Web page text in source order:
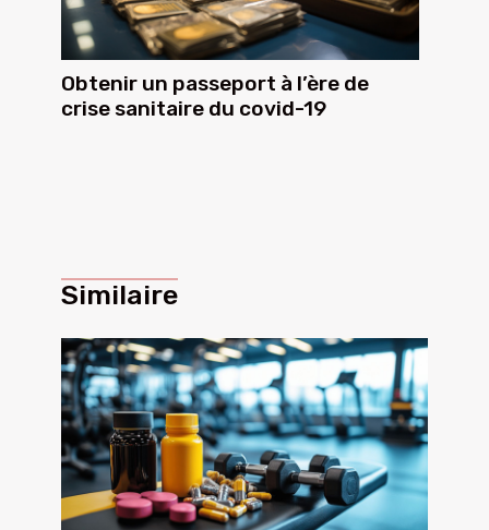
Obtenir un passeport à l’ère de
crise sanitaire du covid-19
Similaire